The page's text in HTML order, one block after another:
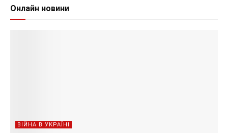
Онлайн новини
ВІЙНА В УКРАЇНІ